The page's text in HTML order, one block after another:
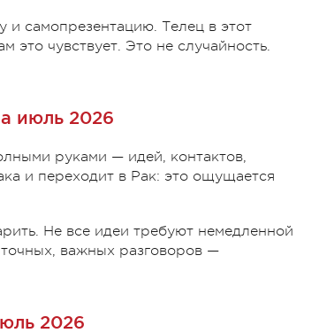
и самопрезентацию. Телец в этот
это чувствует. Это не случайность.
июль 2026
руками — идей, контактов,
и переходит в Рак: это ощущается
Не все идеи требуют немедленной
важных разговоров —
2026